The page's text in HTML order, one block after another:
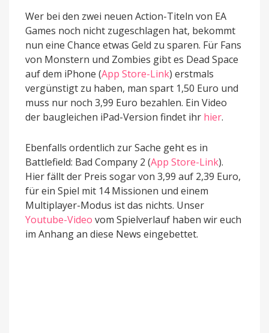
Wer bei den zwei neuen Action-Titeln von EA
Games noch nicht zugeschlagen hat, bekommt
nun eine Chance etwas Geld zu sparen. Für Fans
von Monstern und Zombies gibt es Dead Space
auf dem iPhone (App Store-Link) erstmals
vergünstigt zu haben, man spart 1,50 Euro und
muss nur noch 3,99 Euro bezahlen. Ein Video
der baugleichen iPad-Version findet ihr hier.
Ebenfalls ordentlich zur Sache geht es in
Battlefield: Bad Company 2 (App Store-Link).
Hier fällt der Preis sogar von 3,99 auf 2,39 Euro,
für ein Spiel mit 14 Missionen und einem
Multiplayer-Modus ist das nichts. Unser
Youtube-Video vom Spielverlauf haben wir euch
im Anhang an diese News eingebettet.